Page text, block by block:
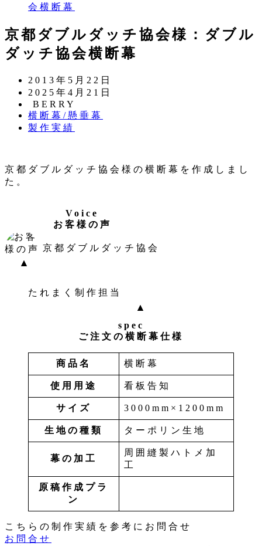
会横断幕
京都ダブルダッチ協会様：ダブル
ダッチ協会横断幕
投
稿
日
2013年5月22日
更
新
日
2025年4月21日
著
者
BERRY
カ
テ
ー
横断幕/懸垂幕
カ
リ
ー
製作実績
京都ダブルダッチ協会様の横断幕を作成しまし
た。
Voice
お客様の声
京都ダブルダッチ協会
たれまく制作担当
spec
ご注文の横断幕仕様
商品名 横断幕
使用用途 看板告知
サイズ 3000mm×1200mm
生地の種類 ターポリン生地
幕の加工
周囲縫製ハトメ加
工
原稿作成プラ
ン
こちらの制作実績を参考にお問合せ
お問合せ